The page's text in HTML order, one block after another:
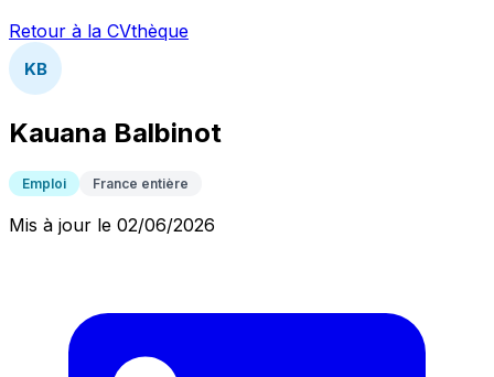
Retour à la CVthèque
KB
Kauana Balbinot
Emploi France entière
Mis à jour le 02/06/2026